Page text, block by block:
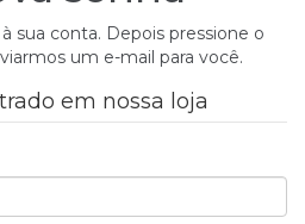
sua conta. Depois pressione o
um e-mail para você.
em nossa loja